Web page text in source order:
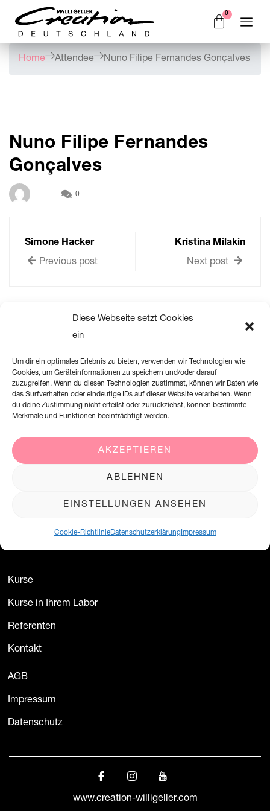
Diese Webseite setzt Cookies
ein
Um dir ein optimales Erlebnis zu bieten, verwenden wir Technologien wie
Cookies, um Geräteinformationen zu speichern und/oder darauf
zuzugreifen. Wenn du diesen Technologien zustimmst, können wir Daten wie
das Surfverhalten oder eindeutige IDs auf dieser Website verarbeiten. Wenn
du deine Zustimmung nicht erteilst oder zurückziehst, können bestimmte
Merkmale und Funktionen beeinträchtigt werden.
AKZEPTIEREN
ABLEHNEN
EINSTELLUNGEN ANSEHEN
Cookie-RichtlinieDatenschutzerklärungImpressum
Home Attendee Nuno Filipe Fernandes Gonçalves
Nuno Filipe Fernandes
Gonçalves
0
Simone Hacker
Previous post
Kristina Milakin
Next post
Harkortstraße 2, 58339 Breckerfeld
office@creation-willigeller.de
Kurse
Kurse in Ihrem Labor
Referenten
Kontakt
AGB
Impressum
Datenschutz
www.creation-willigeller.com